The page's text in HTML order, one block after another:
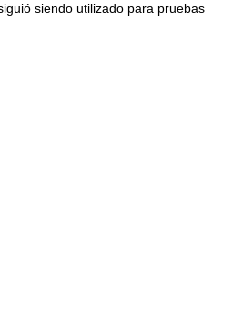
siendo utilizado para pruebas